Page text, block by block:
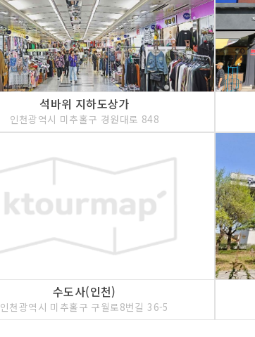
석바위 지하도상가
인천광역시 미추홀구 경원대로 848
수도사(인천)
인천광역시 미추홀구 구월로8번길 36-5